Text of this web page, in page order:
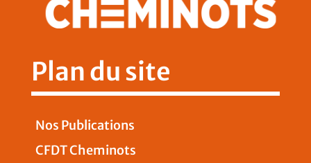
Plan du site
Nos Publications
CFDT Cheminots